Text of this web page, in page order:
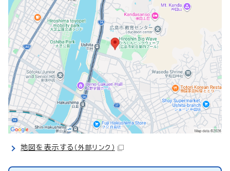
地図を表示する （外部リンク）